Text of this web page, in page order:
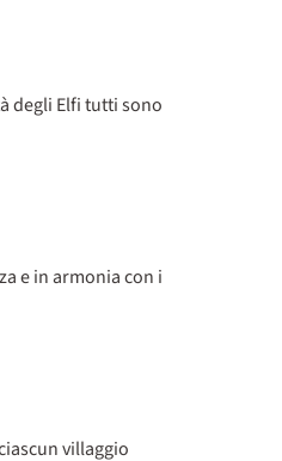
degli Elfi tutti sono
e in armonia con i
villaggio